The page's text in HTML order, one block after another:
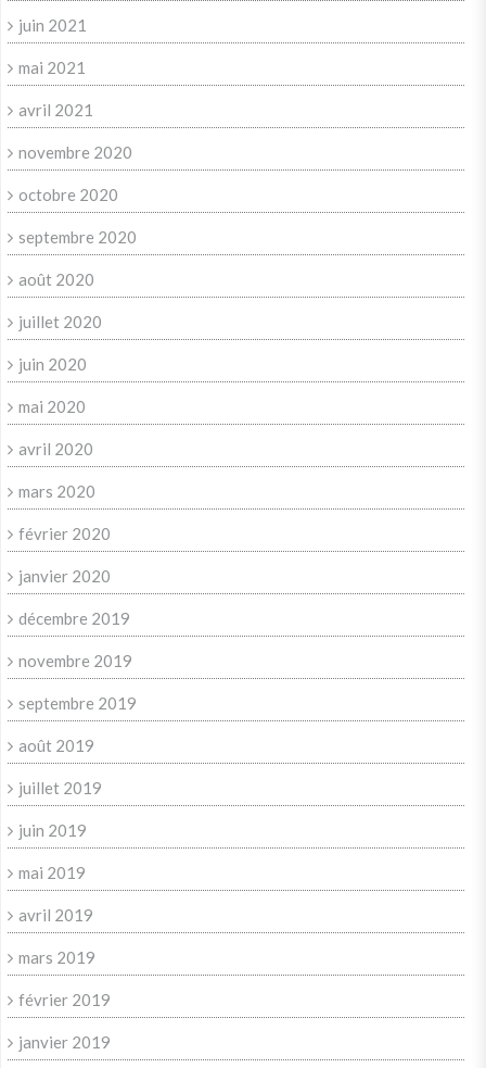
juin 2021
mai 2021
avril 2021
novembre 2020
octobre 2020
septembre 2020
août 2020
juillet 2020
juin 2020
mai 2020
avril 2020
mars 2020
février 2020
janvier 2020
décembre 2019
novembre 2019
septembre 2019
août 2019
juillet 2019
juin 2019
mai 2019
avril 2019
mars 2019
février 2019
janvier 2019